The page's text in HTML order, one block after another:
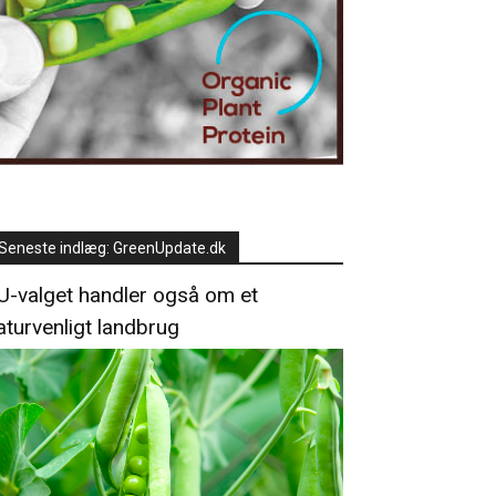
indlæg: GreenUpdate.dk
valget handler også om et
landbrug